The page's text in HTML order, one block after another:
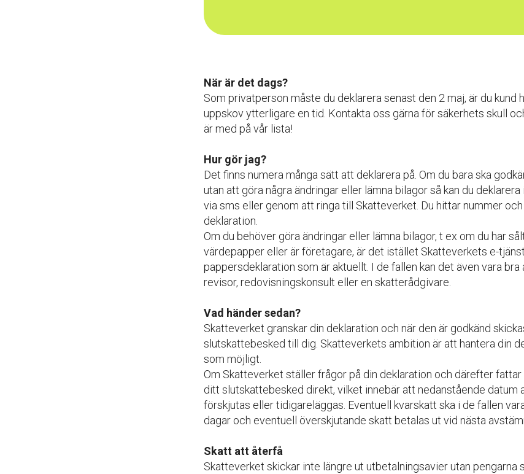
När är det dags?
Som privatperson måste du deklarera senast den 2 maj, är du kund
uppskov ytterligare en tid. Kontakta oss gärna för säkerhets skull
är med på vår lista!
Hur gör jag?
Det finns numera många sätt att deklarera på. Om du bara ska
utan att göra några ändringar eller lämna bilagor så kan du
via sms eller genom att ringa till Skatteverket. Du hittar nummer
deklaration.
Om du behöver göra ändringar eller lämna bilagor, t ex om du har
värdepapper eller är företagare, är det istället Skatteverkets e-
pappersdeklaration som är aktuellt. I de fallen kan det även vara bra
revisor, redovisningskonsult eller en skatterådgivare.
Vad händer sedan?
Skatteverket granskar din deklaration och när den är godkänd
slutskattebesked till dig. Skatteverkets ambition är att hantera din
som möjligt.
Om Skatteverket ställer frågor på din deklaration och därefter
ditt slutskattebesked direkt, vilket innebär att nedanstående datum
förskjutas eller tidigareläggas. Eventuell kvarskatt ska i de fallen
dagar och eventuell överskjutande skatt betalas ut vid nästa
Skatt att återfå
Skatteverket skickar inte längre ut utbetalningsavier utan pengarna